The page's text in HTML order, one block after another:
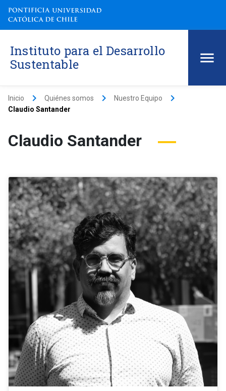
Instituto para el Desarrollo
Sustentable
Inicio keyboard_arrow_right Quiénes somos keyboard_arrow_right Nuestro Equipo keyboard_arrow_right
Claudio Santander
Claudio Santander